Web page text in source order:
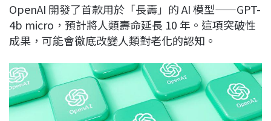
b
o
o
a
d
s
e
d
I
L
i
n
OpenAI 開發了首款用於「長壽」的 AI 模型——GPT-
4b micro，預計將人類壽命延長 10 年。這項突破性
成果，可能會徹底改變人類對老化的認知。